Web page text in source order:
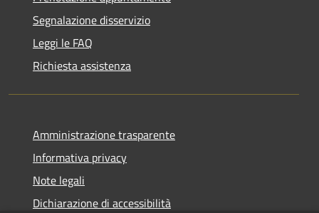
Segnalazione disservizio
Leggi le FAQ
Richiesta assistenza
Amministrazione trasparente
Informativa privacy
Note legali
Dichiarazione di accessibilità